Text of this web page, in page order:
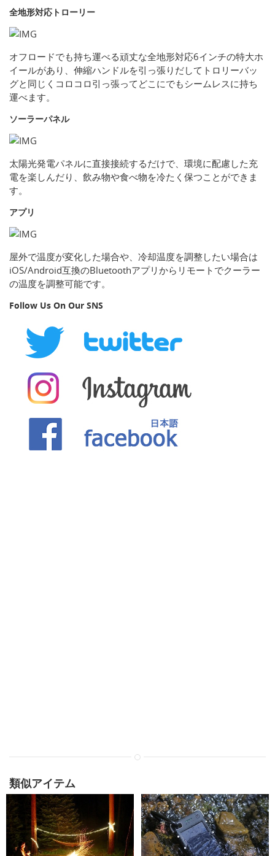
全地形対応トローリー
オフロードでも持ち運べる頑丈な全地形対応6インチの特大ホ
イールがあり、伸縮ハンドルを引っ張りだしてトロリーバッ
グと同じくコロコロ引っ張ってどこにでもシームレスに持ち
運べます。
ソーラーパネル
太陽光発電パネルに直接接続するだけで、環境に配慮した充
電を楽しんだり、飲み物や食べ物を冷たく保つことができま
す。
アプリ
屋外で温度が変化した場合や、冷却温度を調整したい場合は
iOS/Android互換のBluetoothアプリからリモートでクーラー
の温度を調整可能です。
Follow Us On Our SNS
類似アイテム